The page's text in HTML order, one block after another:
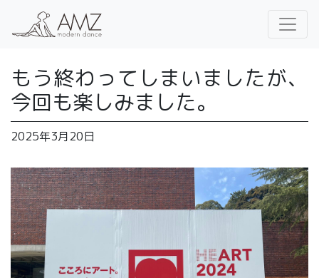
もう終わってしまいましたが、
今回も楽しみました。
2025年3月20日